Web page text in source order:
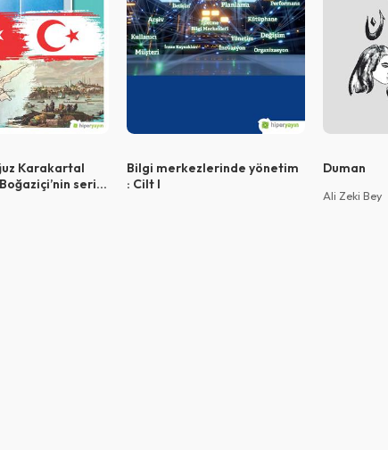
Karakartal
serin
Bilgi merkezlerinde yönetim
: Cilt I
Duman
Ali Zeki Bey
Tamam
Vazgeç